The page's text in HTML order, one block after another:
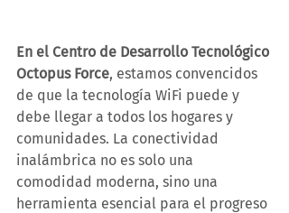
En el Centro de Desarrollo Tecnológico
Octopus Force, estamos convencidos
de que la tecnología WiFi puede y
debe llegar a todos los hogares y
comunidades. La conectividad
inalámbrica no es solo una
comodidad moderna, sino una
herramienta esencial para el progreso